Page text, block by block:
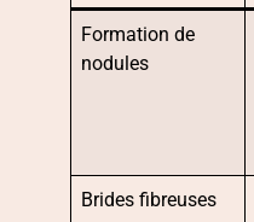
Formation de
nodules
Brides fibreuses